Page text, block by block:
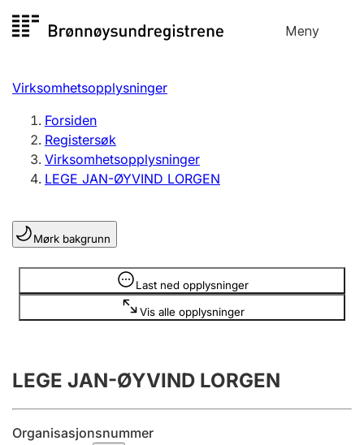
til
Meny
Registersøk
Aksjeselskap
Enkeltpersonforetak
Registrere, endre, slette
Lag og forening
Registrere, endre, slette
Årsregnskap
Innsending og forsinkelsesgebyr
Virksomhetsopplysninger
Forsiden
Registersøk
Virksomhetsopplysninger
LEGE JAN-ØYVIND LORGEN
Mørk bakgrunn
Last ned opplysninger
Vis alle opplysninger
Opplysninger er skjult
LEGE JAN-ØYVIND LORGEN
Organisasjonsnummer